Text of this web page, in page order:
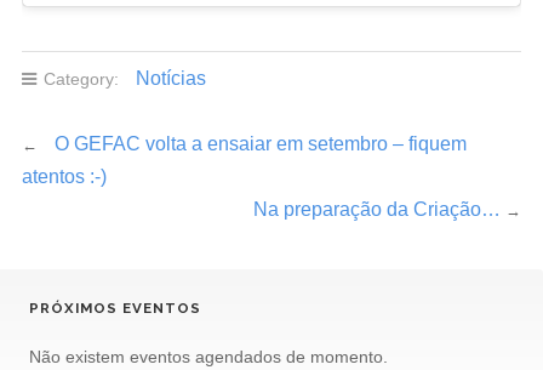
Category: Notícias
←
O GEFAC volta a ensaiar em setembro – fiquem
atentos :-)
Na preparação da Criação… →
PRÓXIMOS EVENTOS
Não existem eventos agendados de momento.